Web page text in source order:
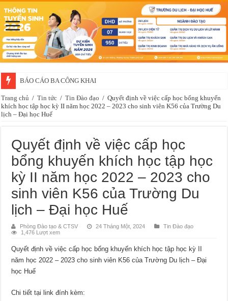
BÁO CÁO BA CÔNG KHAI
Trang chủ / Tin tức / Tin Đào đạo / Quyết định về việc cấp học bổng khuyến
khích học tập học kỳ II năm học 2022 – 2023 cho sinh viên K56 của Trường Du
lịch – Đại học Huế
Quyết định về việc cấp học
bổng khuyến khích học tập học
kỳ II năm học 2022 – 2023 cho
sinh viên K56 của Trường Du
lịch – Đại học Huế
Phòng Đào tạo & CTSV 24 Tháng Một, 2024
Tin Đào đạo
1,476 Lượt xem
Quyết định về việc cấp học bổng khuyến khích học tập học kỳ II
năm học 2022 – 2023 cho sinh viên K56 của Trường Du lịch – Đại
học Huế
Chi tiết tại link đính kèm: